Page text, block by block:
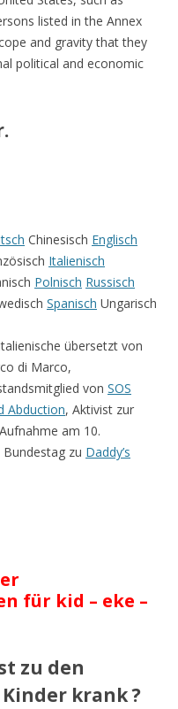
listed in the Annex
and gravity that they
political and economic
Chinesisch Englisch
Italienisch
Polnisch Russisch
Spanisch Ungarisch
übersetzt von
di Marco,
von SOS
Abduction, Aktivist zur
am 10.
zu Daddy’s
für kid – eke –
zu den
krank ?